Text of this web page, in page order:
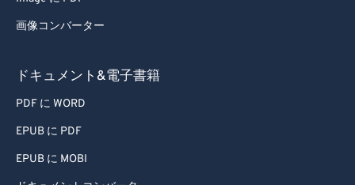
画像コンバーター
ドキュメント&電子書籍
PDF に WORD
EPUB に PDF
EPUB に MOBI